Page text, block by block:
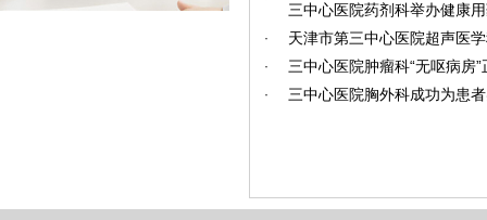
三中心医院药剂科举办健康
· 天津市第三中心医院超声医
· 三中心医院肿瘤科“无呕病房
· 三中心医院胸外科成功为患